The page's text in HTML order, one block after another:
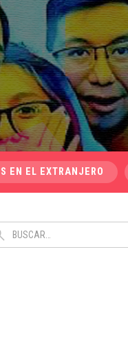
EN EL EXTRANJERO